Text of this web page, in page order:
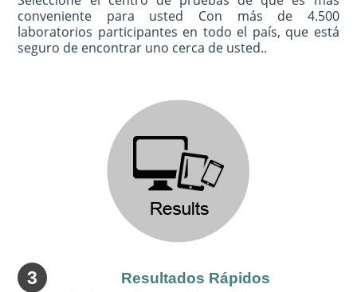
conveniente para usted Con más de 4.500
laboratorios participantes en todo el país, que está
seguro de encontrar uno cerca de usted..
3 Resultados Rápidos